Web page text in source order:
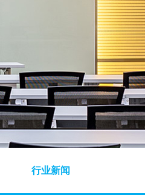
行业新闻